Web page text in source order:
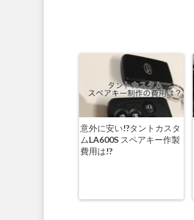
意外に安い!?タントカスタ
ムLA600S スペアキー作製
費用は!?